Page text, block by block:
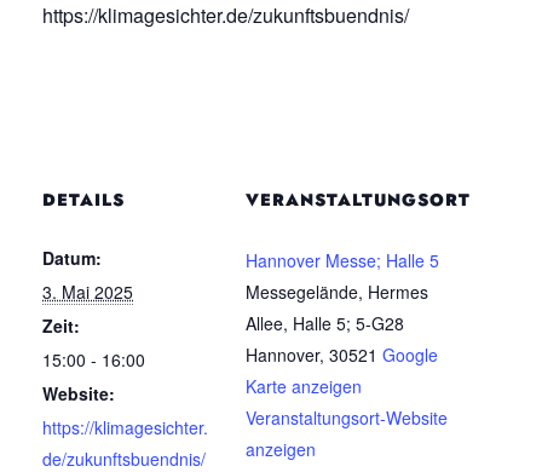
https://klimagesichter.de/zukunftsbuendnis/
DETAILS
Datum:
3. Mai 2025
Zeit:
15:00 - 16:00
Website:
https://klimagesichter.
de/zukunftsbuendnis/
VERANSTALTUNGSORT
Hannover Messe; Halle 5
Messegelände, Hermes
Allee, Halle 5; 5-G28
Hannover, 30521 Google
Karte anzeigen
Veranstaltungsort-Website
anzeigen